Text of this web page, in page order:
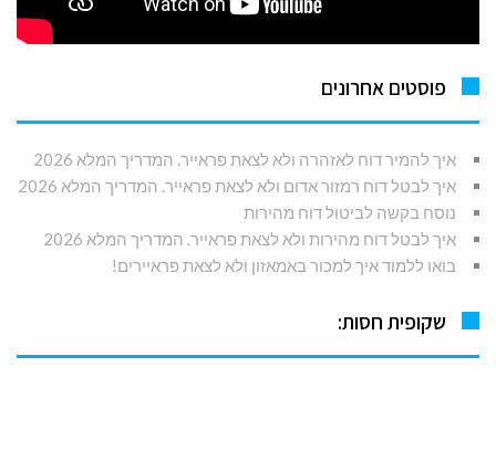
פוסטים אחרונים
איך להמיר דוח לאזהרה ולא לצאת פראייר. המדריך המלא 2026
איך לבטל דוח רמזור אדום ולא לצאת פראייר. המדריך המלא 2026
נוסח בקשה לביטול דוח מהירות
איך לבטל דוח מהירות ולא לצאת פראייר. המדריך המלא 2026
בואו ללמוד איך למכור באמאזון ולא לצאת פראיירים!
שקופית חסות: